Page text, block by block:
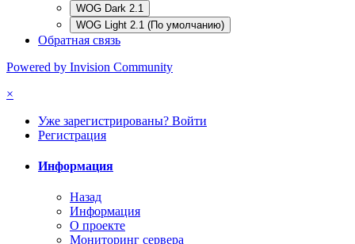
WOG Dark 2.1
WOG Light 2.1 (По умолчанию)
Обратная связь
Powered by Invision Community
×
Уже зарегистрированы? Войти
Регистрация
Информация
Назад
Информация
О проекте
Мониторинг сервера